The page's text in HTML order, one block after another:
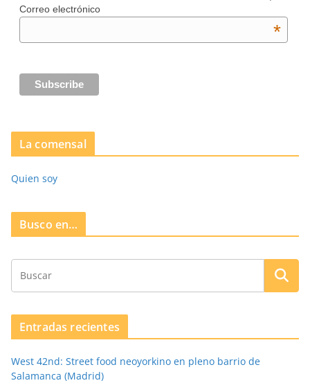
Correo electrónico
*
La comensal
Quien soy
Busco en…
Entradas recientes
West 42nd: Street food neoyorkino en pleno barrio de
Salamanca (Madrid)